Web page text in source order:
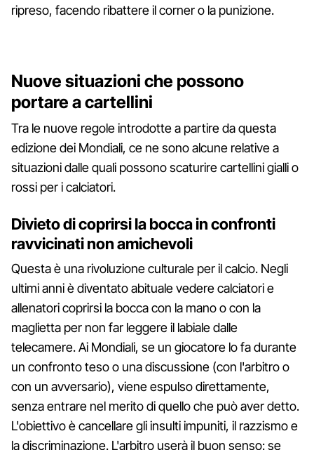
ripreso, facendo ribattere il corner o la punizione.
Nuove situazioni che possono
portare a cartellini
Tra le nuove regole introdotte a partire da questa
edizione dei Mondiali, ce ne sono alcune relative a
situazioni dalle quali possono scaturire cartellini gialli o
rossi per i calciatori.
Divieto di coprirsi la bocca in confronti
ravvicinati non amichevoli
Questa è una rivoluzione culturale per il calcio. Negli
ultimi anni è diventato abituale vedere calciatori e
allenatori coprirsi la bocca con la mano o con la
maglietta per non far leggere il labiale dalle
telecamere. Ai Mondiali, se un giocatore lo fa durante
un confronto teso o una discussione (con l'arbitro o
con un avversario), viene espulso direttamente,
senza entrare nel merito di quello che può aver detto.
L'obiettivo è cancellare gli insulti impuniti, il razzismo e
la discriminazione. L'arbitro userà il buon senso: se